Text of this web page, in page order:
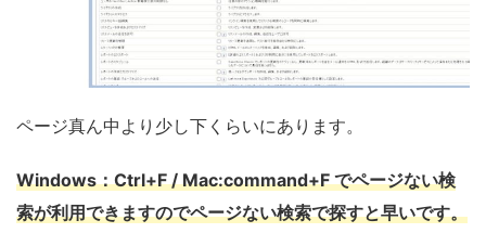
ページ真ん中より少し下くらいにあります。
Windows：Ctrl+F / Mac:command+F でページない検
索が利用できますのでページない検索で探すと早いです。